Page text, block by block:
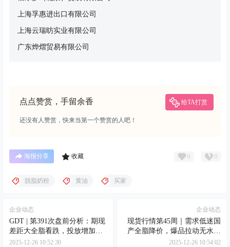
上海孚惠进出口有限公司
上海云瑞昉实业有限公司
广东烨熠贸易有限公司
点点赞赏，手留余香 给TA打赏
还没有人赞赏，快来当第一个赞赏的人吧！
海报分享 收藏 0 0
脱脂奶粉 黄油 买家
企业动态
GDT | 第391次盘前分析：期现
差距大全脂看跌，投放增加猛
黄油承压
2025-12-26 10:52:30
企业动态
现货行情第45周｜需求低迷国
产全脂降价，爆品拉动无水奶
油上涨
2025-12-26 10:54:02